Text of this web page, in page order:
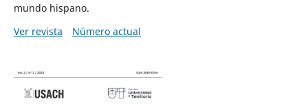
mundo hispano.
Ver revista
Número actual